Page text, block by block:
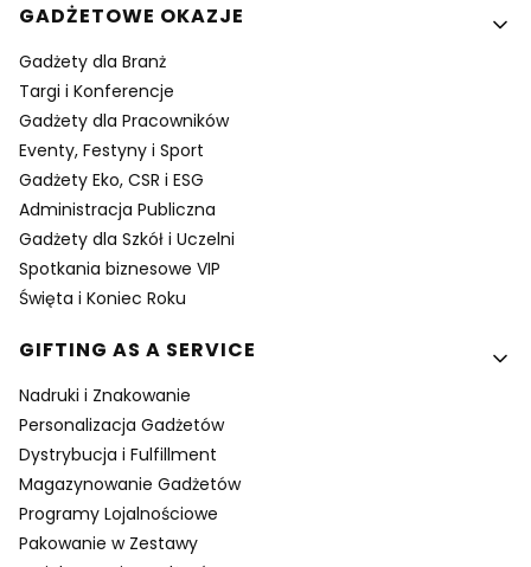
GADŻETOWE OKAZJE
Gadżety dla Branż
Targi i Konferencje
Gadżety dla Pracowników
Eventy, Festyny i Sport
Gadżety Eko, CSR i ESG
Administracja Publiczna
Gadżety dla Szkół i Uczelni
Spotkania biznesowe VIP
Święta i Koniec Roku
GIFTING AS A SERVICE
Nadruki i Znakowanie
Personalizacja Gadżetów
Dystrybucja i Fulfillment
Magazynowanie Gadżetów
Programy Lojalnościowe
Pakowanie w Zestawy